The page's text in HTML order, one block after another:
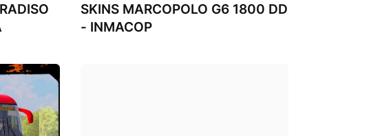
SKINS MARCOPOLO G6 1800 DD
- INMACOP